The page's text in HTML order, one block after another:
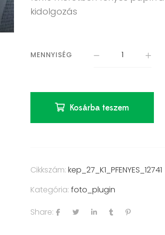
kidolgozás
MENNYISÉG
Kosárba teszem
Cikkszám:kep_27_K1_PFENYES_12741
Kategória:foto_plugin
Share: